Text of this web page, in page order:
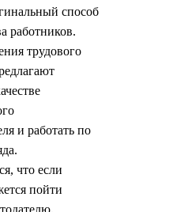
способ
работников.
трудового
и работать по
что если
пойти